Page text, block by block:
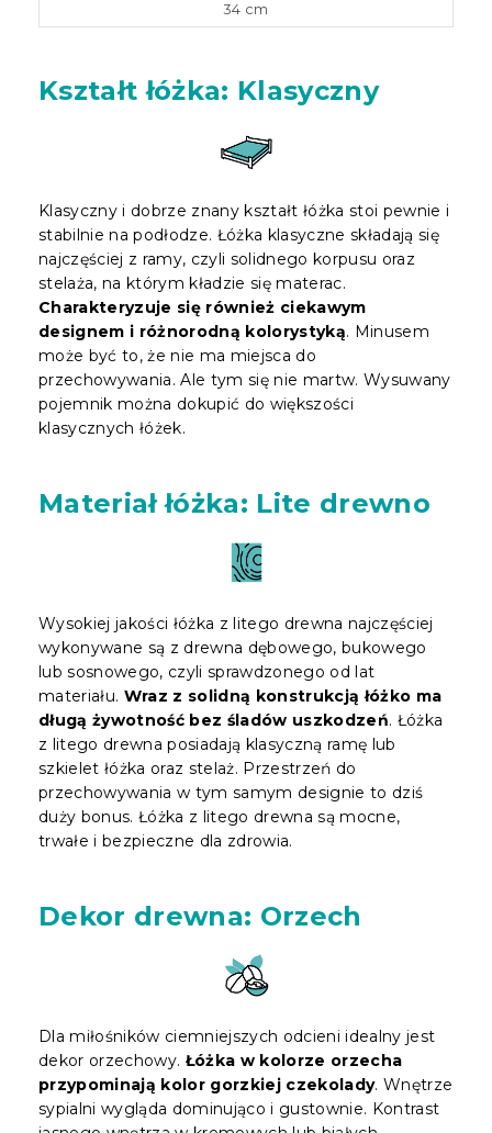
34 cm
Kształt łóżka: Klasyczny
Klasyczny i dobrze znany kształt łóżka stoi pewnie i
stabilnie na podłodze. Łóżka klasyczne składają się
najczęściej z ramy, czyli solidnego korpusu oraz
stelaża, na którym kładzie się materac.
Charakteryzuje się również ciekawym
designem i różnorodną kolorystyką. Minusem
może być to, że nie ma miejsca do
przechowywania. Ale tym się nie martw. Wysuwany
pojemnik można dokupić do większości
klasycznych łóżek.
Materiał łóżka: Lite drewno
Wysokiej jakości łóżka z litego drewna najczęściej
wykonywane są z drewna dębowego, bukowego
lub sosnowego, czyli sprawdzonego od lat
materiału. Wraz z solidną konstrukcją łóżko ma
długą żywotność bez śladów uszkodzeń. Łóżka
z litego drewna posiadają klasyczną ramę lub
szkielet łóżka oraz stelaż. Przestrzeń do
przechowywania w tym samym designie to dziś
duży bonus. Łóżka z litego drewna są mocne,
trwałe i bezpieczne dla zdrowia.
Dekor drewna: Orzech
Dla miłośników ciemniejszych odcieni idealny jest
dekor orzechowy. Łóżka w kolorze orzecha
przypominają kolor gorzkiej czekolady. Wnętrze
sypialni wygląda dominująco i gustownie. Kontrast